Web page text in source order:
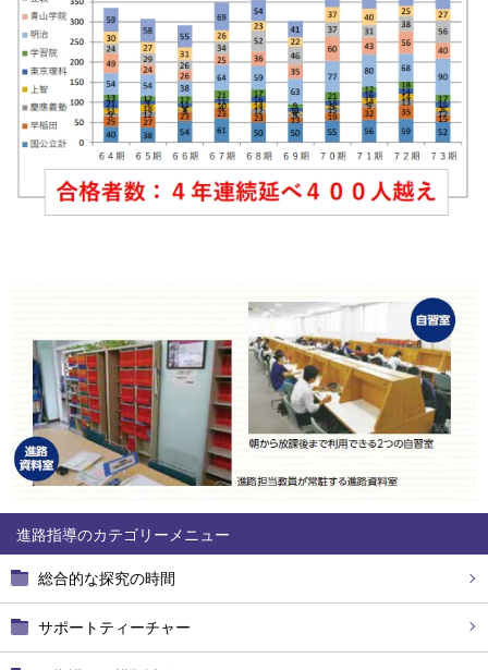
進路指導
総合的な探究の時間
サポートティーチャー